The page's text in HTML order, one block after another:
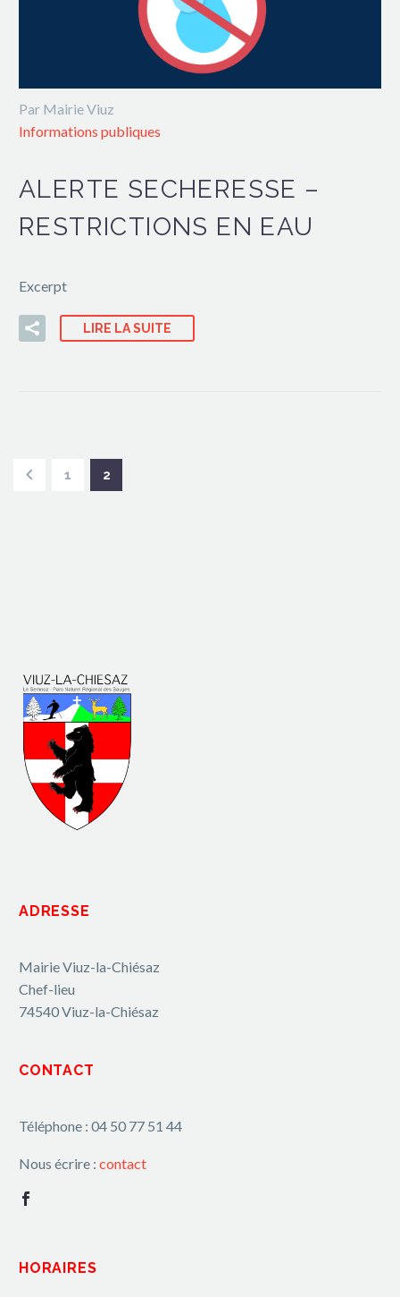
Par Mairie Viuz
Informations publiques
ALERTE SECHERESSE –
RESTRICTIONS EN EAU
Excerpt
LIRE LA SUITE
1 2
ADRESSE
Mairie Viuz-la-Chiésaz
Chef-lieu
74540 Viuz-la-Chiésaz
CONTACT
Téléphone : 04 50 77 51 44
Nous écrire : contact
HORAIRES